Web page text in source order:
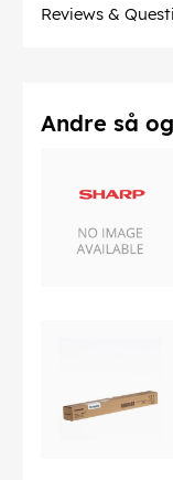
Reviews &
Andre så